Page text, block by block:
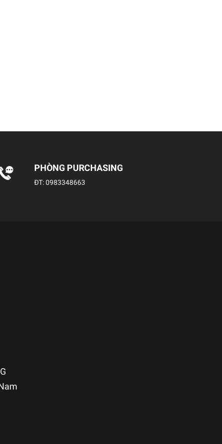
PHÒNG PURCHASING
ĐT:0983348663